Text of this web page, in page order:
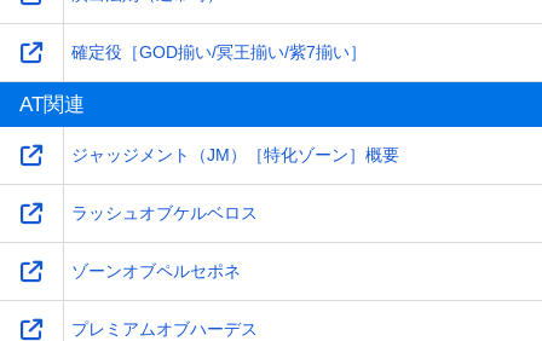
確定役［GOD揃い/冥王揃い/紫7揃い］
AT関連
ジャッジメント（JM）［特化ゾーン］概要
ラッシュオブケルベロス
ゾーンオブペルセポネ
プレミアムオブハーデス